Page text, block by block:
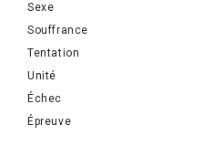
Sexe
Souffrance
Tentation
Unité
Échec
Épreuve